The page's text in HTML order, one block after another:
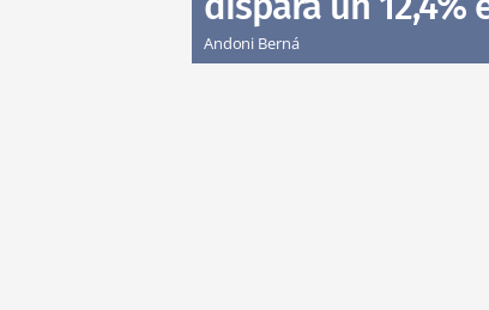
Andoni Berná